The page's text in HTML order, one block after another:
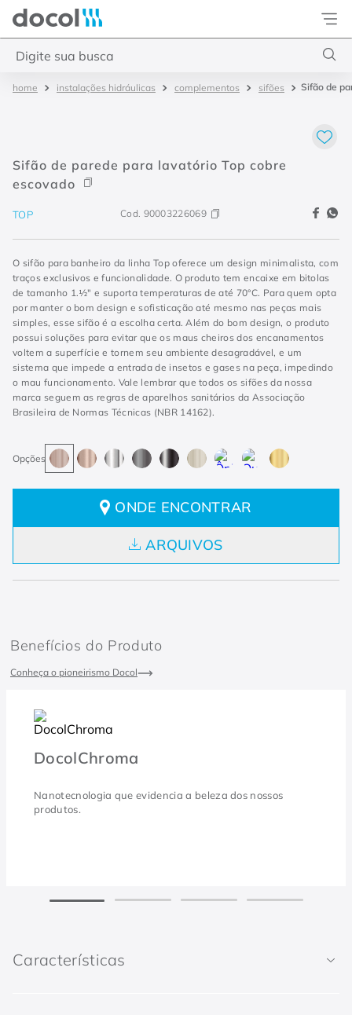
Docol
instalações hidráulicas complementos sifões Sifão de
Sifão de parede para lavatório Top cobre
escovado
TOP Cod. 90003226069
O sifão para banheiro da linha Top oferece um design minimalista, com
traços exclusivos e funcionalidade. O produto tem encaixe em bitolas
de tamanho 1.½" e suporta temperaturas de até 70°C. Para quem opta
por manter o bom design e sofisticação até mesmo nas peças mais
simples, esse sifão é a escolha certa. Além do bom design, o produto
possui soluções para evitar que os maus cheiros dos encanamentos
voltem a superfície e tornem seu ambiente desagradável, e um
sistema que impede a entrada de insetos e gases na peça, impedindo
o mau funcionamento. Vale lembrar que todos os sifões da nossa
marca seguem as regras de aparelhos sanitários da Associação
Brasileira de Normas Técnicas (NBR 14162).
ONDE ENCONTRAR
ARQUIVOS
Benefícios do Produto
Conheça o pioneirismo Docol
DocolChroma
Nanotecnologia que evidencia a beleza dos nossos
produtos.
Características
misturador